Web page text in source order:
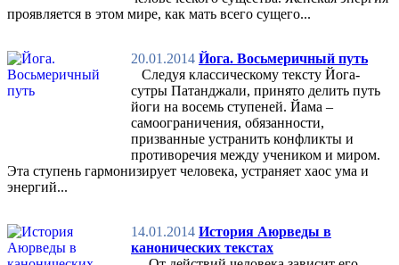
проявляется в этом мире, как мать всего сущего...
20.01.2014 Йога. Восьмеричный путь
Следуя классическому тексту Йога-
сутры Патанджали, принято делить путь
йоги на восемь ступеней. Йама –
самоограничения, обязанности,
призванные устранить конфликты и
противоречия между учеником и миром.
Эта ступень гармонизирует человека, устраняет хаос ума и
энергий...
14.01.2014 История Аюрведы в
канонических текстах